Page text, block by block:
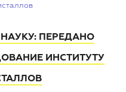
ПЕРЕДАНО
ИНСТИТУТУ